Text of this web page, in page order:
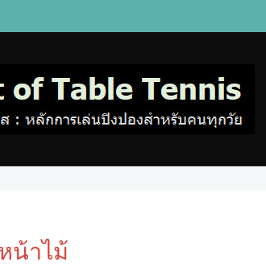
น้าไม้